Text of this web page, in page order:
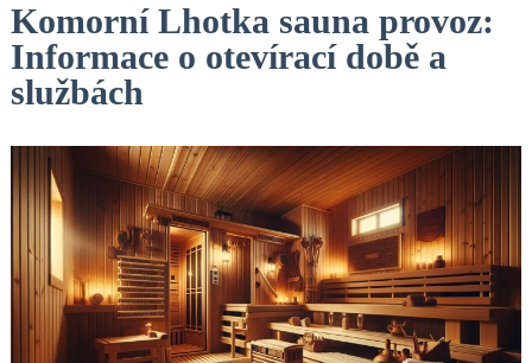
Komorní Lhotka sauna provoz:
Informace o otevírací době a
službách